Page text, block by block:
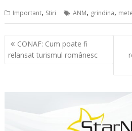
Important, Stiri ANM, grindina,
Navigare
în
articole
CONAF: Cum poate fi
relansat turismul românesc